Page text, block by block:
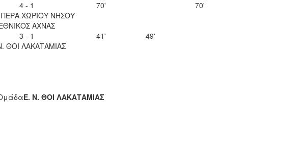
4 - 1
ΧΩΡΙΟΥ ΝΗΣΟΥ
70'
70'
ΑΧΝΑΣ
3 - 1
ΘΟΙ ΛΑΚΑΤΑΜΙΑΣ
41' 49'
Ε. Ν. ΘΟΙ ΛΑΚΑΤΑΜΙΑΣ